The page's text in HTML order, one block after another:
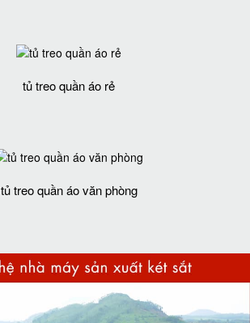
tủ treo quần áo rẻ
tủ treo quần áo văn phòng